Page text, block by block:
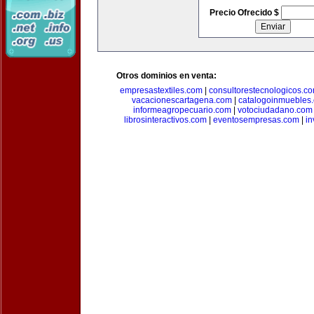
Precio Ofrecido $
Otros dominios en venta:
empresastextiles.com|
vacacionescartagena.com
informeagropecuario.com| votociudadano.com
librosinteractivos.com| eventosempresas.com|